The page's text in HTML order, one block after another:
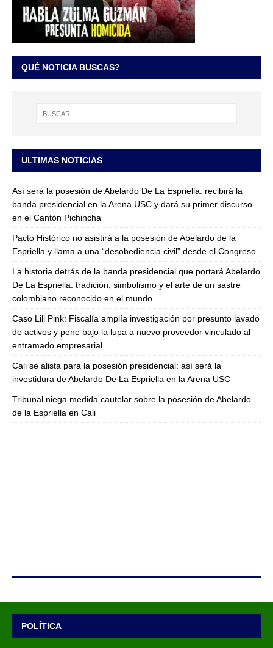
QUÉ NOTICIA BUSCAS?
ULTIMAS NOTICIAS
Así será la posesión de Abelardo De La Espriella: recibirá la
banda presidencial en la Arena USC y dará su primer discurso
en el Cantón Pichincha
Pacto Histórico no asistirá a la posesión de Abelardo de la
Espriella y llama a una “desobediencia civil” desde el Congreso
La historia detrás de la banda presidencial que portará Abelardo
De La Espriella: tradición, simbolismo y el arte de un sastre
colombiano reconocido en el mundo
Caso Lili Pink: Fiscalía amplía investigación por presunto lavado
de activos y pone bajo la lupa a nuevo proveedor vinculado al
entramado empresarial
Cali se alista para la posesión presidencial: así será la
investidura de Abelardo De La Espriella en la Arena USC
Tribunal niega medida cautelar sobre la posesión de Abelardo
de la Espriella en Cali
POLÍTICA